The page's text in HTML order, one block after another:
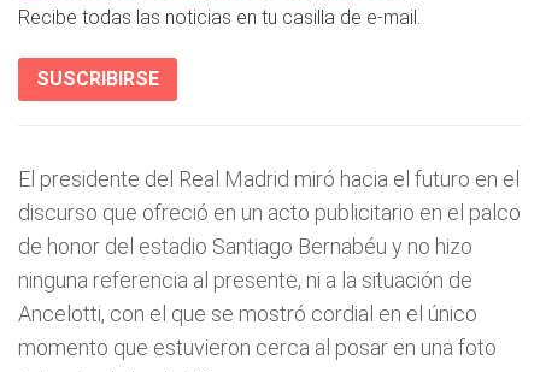
Recibe todas las noticias en tu casilla de e-mail.
SUSCRIBIRSE
El presidente del Real Madrid miró hacia el futuro en el
discurso que ofreció en un acto publicitario en el palco
de honor del estadio Santiago Bernabéu y no hizo
ninguna referencia al presente, ni a la situación de
Ancelotti, con el que se mostró cordial en el único
momento que estuvieron cerca al posar en una foto